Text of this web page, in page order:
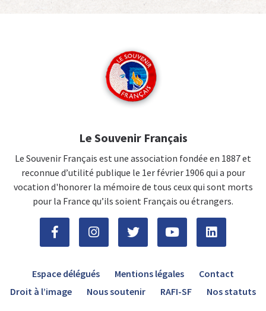
Le Souvenir Français
Le Souvenir Français est une association fondée en 1887 et
reconnue d’utilité publique le 1er février 1906 qui a pour
vocation d'honorer la mémoire de tous ceux qui sont morts
pour la France qu’ils soient Français ou étrangers.
Espace délégués Mentions légales
Contact
Droit à l’image
Nous soutenir RAFI-SF Nos statuts